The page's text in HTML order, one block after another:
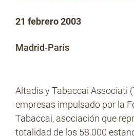
Regulación
No Contrabando
21 febrero 2003
Madrid-París
Altadis y Tabaccai Associati
empresas impulsado por la
Tabaccai, asociación que
totalidad de los 58.000